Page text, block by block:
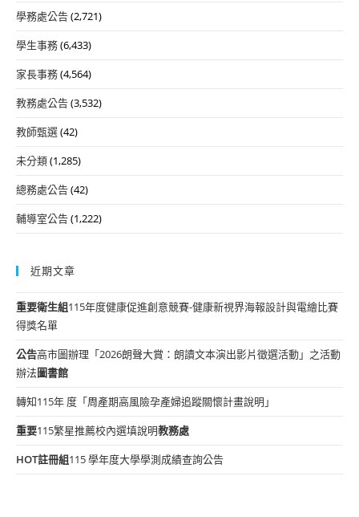
學務處公告(2,721)
學生事務(6,433)
家長事務(4,564)
教務處公告(3,532)
教師甄選(42)
未分類(1,285)
總務處公告(42)
輔導室公告(1,222)
近期文章
重要衛生組115年度健康促進創意競賽-健康新視界海報設計與電繪比賽
得獎名單
公告高市圖辦理「2026朗聲大賞：朗讀文本演出影片徵選活動」之活動
辦法圖書館
轉知115年 度「周產期高風險孕產婦追蹤關懷計畫說明」
重要115繁星推薦校內選填說明教務處
HOT註冊組115 學年度大學學測成績查詢公告